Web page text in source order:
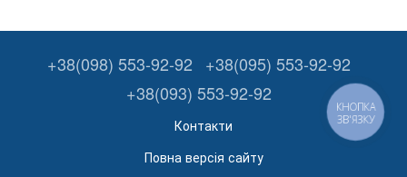
+38(098) 553-92-92
+38(095) 553-92-92
+38(093) 553-92-92
Контакти
Повна версія сайту
КНОПКА
ЗВ'ЯЗКУ